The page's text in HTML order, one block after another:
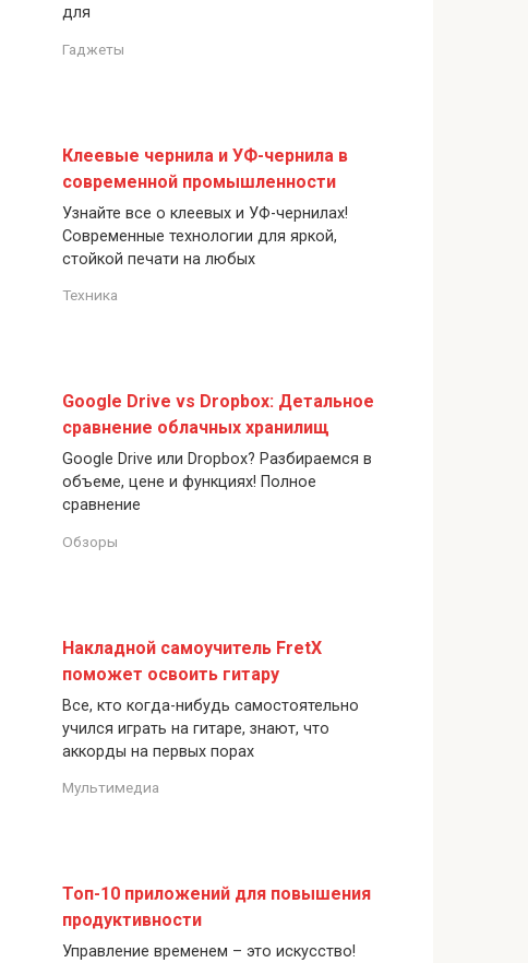
для
Гаджеты
Клеевые чернила и УФ-чернила в
современной промышленности
Узнайте все о клеевых и УФ-чернилах!
Современные технологии для яркой,
стойкой печати на любых
Техника
Google Drive vs Dropbox: Детальное
сравнение облачных хранилищ
Google Drive или Dropbox? Разбираемся в
объеме, цене и функциях! Полное
сравнение
Обзоры
Накладной самоучитель FretX
поможет освоить гитару
Все, кто когда-нибудь самостоятельно
учился играть на гитаре, знают, что
аккорды на первых порах
Мультимедиа
Топ-10 приложений для повышения
продуктивности
Управление временем – это искусство!